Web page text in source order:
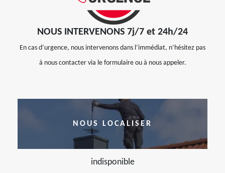
NOUS INTERVENONS 7j/7 et 24h/24
En cas d’urgence, nous intervenons dans l’immédiat, n’hésitez pas
à nous contacter via le formulaire ou à nous appeler.
NOUS LOCALISER
indisponible